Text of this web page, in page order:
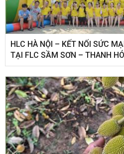
HLC HÀ NỘI – KẾT NỐI SỨC
TẠI FLC SẦM SƠN – THANH